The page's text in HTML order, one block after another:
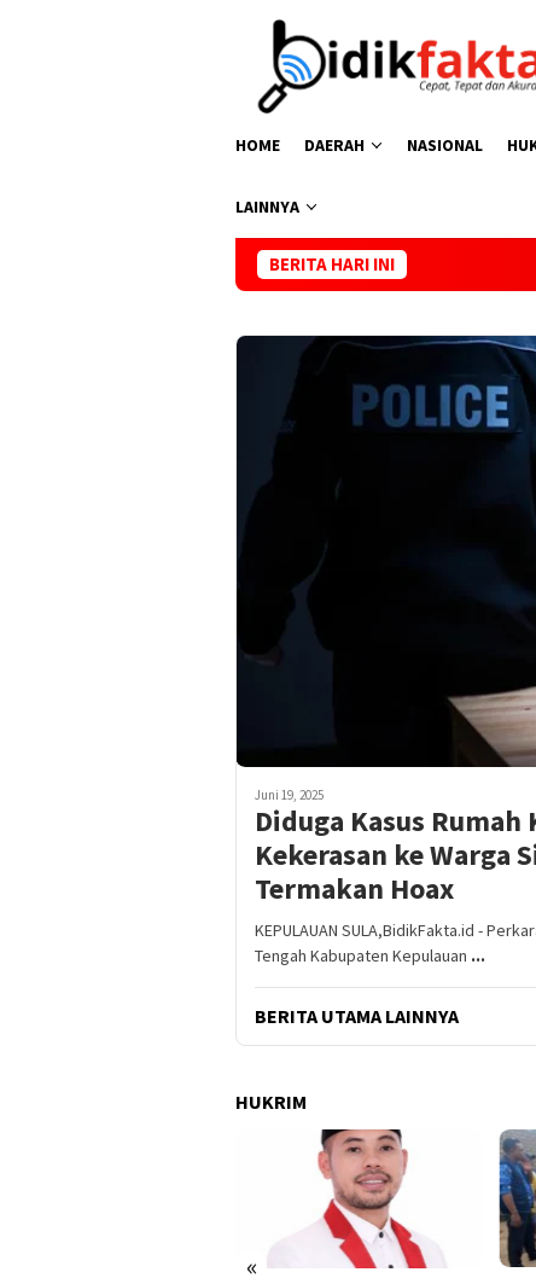
HOME DAERAH NASIONAL
LAINNYA
BERITA HARI INI Kasus
Juni 19, 2025
Diduga Kasus Rumah
Kekerasan ke Warga
Termakan Hoax
KEPULAUAN SULA,BidikFakta.id -
Tengah Kabupaten Kepulauan ...
BERITA UTAMA LAINNYA
HUKRIM
«